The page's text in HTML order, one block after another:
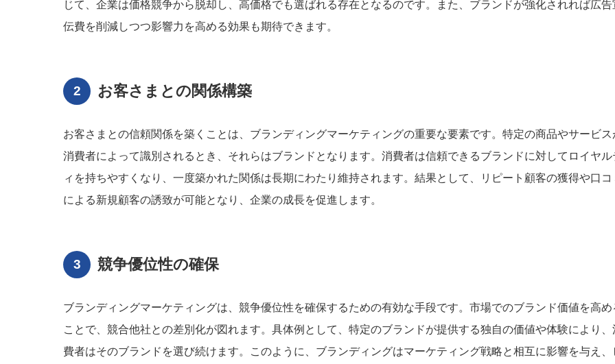
じて、企業は価格競争から脱却し、高価格でも選ばれる存在となるのです。また、ブランドが強化されれば広告
伝費を削減しつつ影響力を高める効果も期待できます。
お客さまとの関係構築
お客さまとの信頼関係を築くことは、ブランディングマーケティングの重要な要素です。特定の商品やサービス
消費者によって識別されるとき、それらはブランドとなります。消費者は信頼できるブランドに対してロイヤル
ィを持ちやすくなり、一度築かれた関係は長期にわたり維持されます。結果として、リピート顧客の獲得や口コ
による新規顧客の誘致が可能となり、企業の成長を促進します。
競争優位性の確保
ブランディングマーケティングは、競争優位性を確保するための有効な手段です。市場でのブランド価値を高め
ことで、競合他社との差別化が図れます。具体例として、特定のブランドが提供する独自の価値や体験により、
費者はそのブランドを選び続けます。このように、ブランディングはマーケティング戦略と相互に影響を与え、